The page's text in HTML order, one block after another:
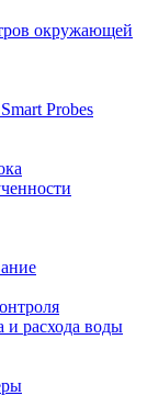
окружающей
Probes
и расхода воды